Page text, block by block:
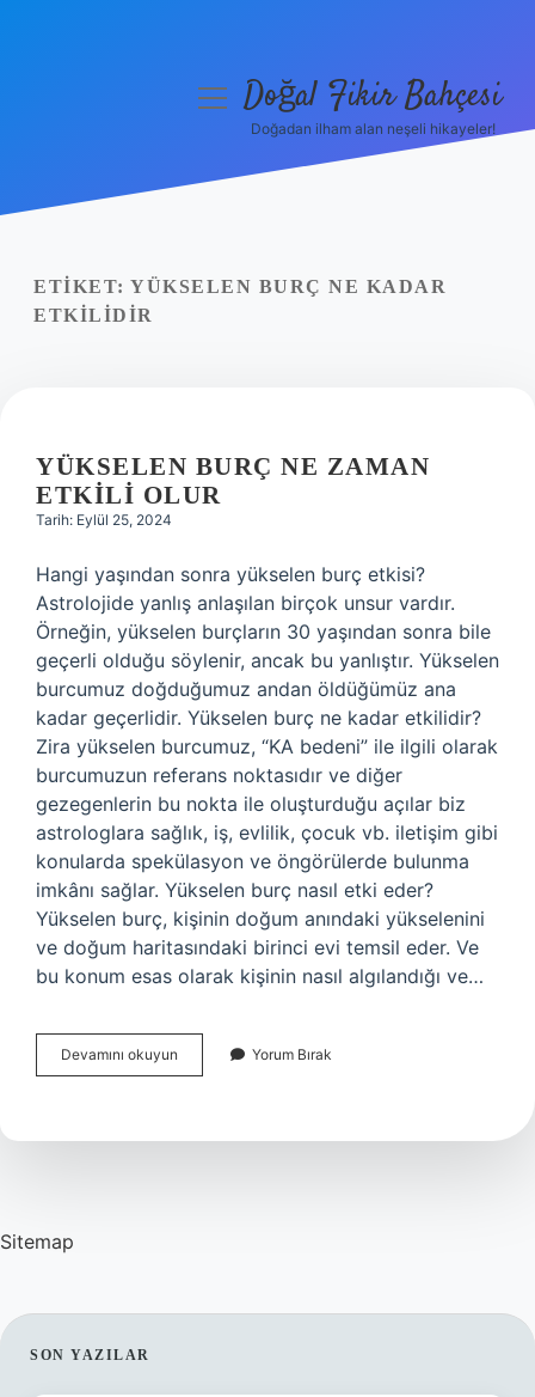
Yasal Uyarı
menüyüDoğal Fikir Bahçesi
Doğadan ilham alan neşeli hikayeler!
ETIKET: YÜKSELEN BURÇ NE KADAR
ETKILIDIR
YÜKSELEN BURÇ NE ZAMAN
ETKILI OLUR
Tarih: Eylül 25, 2024
Hangi yaşından sonra yükselen burç etkisi?
Astrolojide yanlış anlaşılan birçok unsur vardır.
Örneğin, yükselen burçların 30 yaşından sonra bile
geçerli olduğu söylenir, ancak bu yanlıştır. Yükselen
burcumuz doğduğumuz andan öldüğümüz ana
kadar geçerlidir. Yükselen burç ne kadar etkilidir?
Zira yükselen burcumuz, “KA bedeni” ile ilgili olarak
burcumuzun referans noktasıdır ve diğer
gezegenlerin bu nokta ile oluşturduğu açılar biz
astrologlara sağlık, iş, evlilik, çocuk vb. iletişim gibi
konularda spekülasyon ve öngörülerde bulunma
imkânı sağlar. Yükselen burç nasıl etki eder?
Yükselen burç, kişinin doğum anındaki yükselenini
ve doğum haritasındaki birinci evi temsil eder. Ve
bu konum esas olarak kişinin nasıl algılandığı ve…
Devamını okuyun Yükselen
Burç
Etkili
Yorum Bırak
Sitemap
SIDEBAR
SON YAZILAR